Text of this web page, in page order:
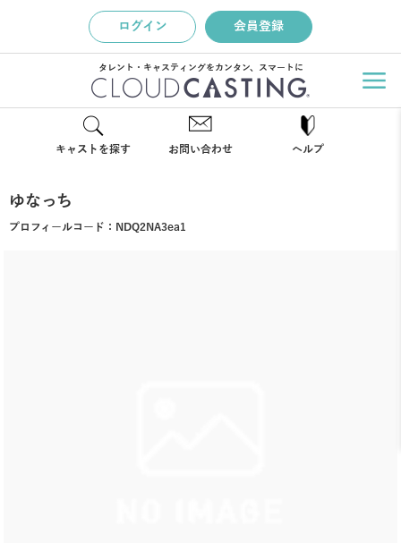
ログイン 会員登録
タレント・キャスティングをカンタン、スマートに
キャストを探す お問い合わせ ヘルプ
ゆなっち
プロフィールコード： NDQ2NA3ea1